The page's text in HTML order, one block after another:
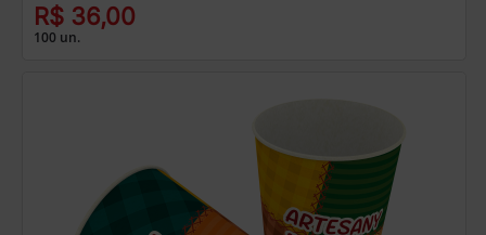
R$ 36,00
100 un.